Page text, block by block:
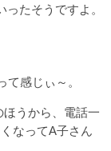
たそうですよ。
感じぃ～。
うから、電話一
なってA子さん